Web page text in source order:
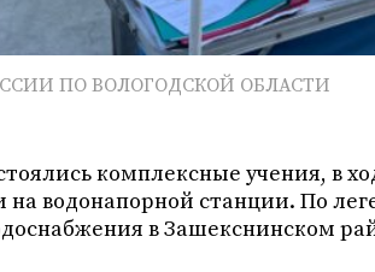
ПО ВОЛОГОДСКОЙ ОБЛАСТИ
комплексные учения, в
на водонапорной станции. По
в Зашекснинском